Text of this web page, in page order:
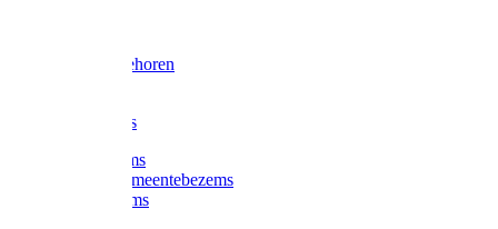
Slede toebehoren
Composters
Straatbezems
Stads- / Gemeentebezems
Terrasbezems